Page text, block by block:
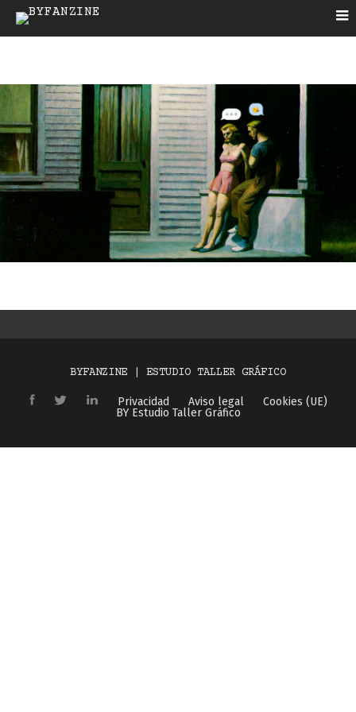
BYFANZINE | ESTUDIO TALLER GRÁFICO
Privacidad Aviso legal
Cookies (UE)
BY Estudio Taller Gráfico